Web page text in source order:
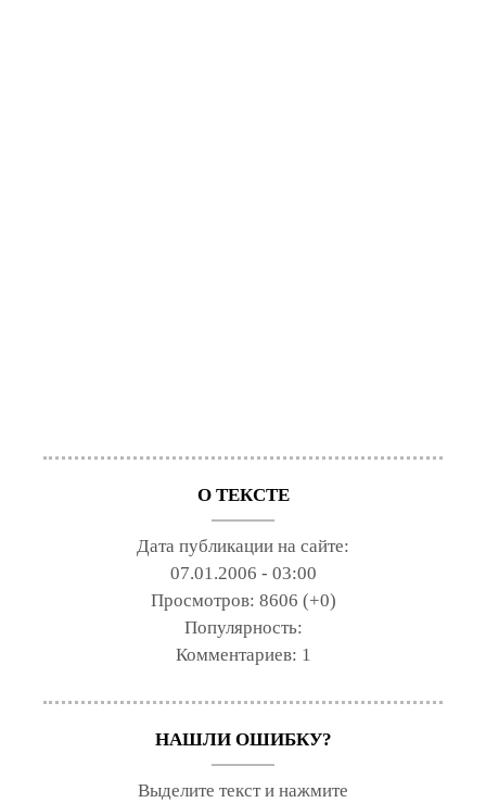
О ТЕКСТЕ
Дата публикации на сайте:
07.01.2006 - 03:00
Просмотров: 8606 (+0)
Популярность:
Комментариев: 1
НАШЛИ ОШИБКУ?
Выделите текст и нажмите